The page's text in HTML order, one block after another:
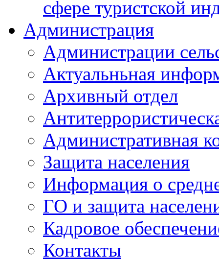
сфере туристской
Администрация
Администрации
Актуальньная
Архивный отдел
Административная
Защита населения
Информация о
ГО и защита
Кадровое
Контакты